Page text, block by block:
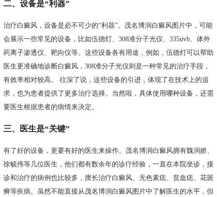
二、设备是“利器”
治疗白癜风，设备是必不可少的“利器”。茂名博润白癜风图片中，可能
会展示一些常见的设备，比如伍德灯、308准分子光仪、335uvb、体外
药离子渗透仪、靶向仪等。这些设备各有用途，例如，伍德灯可以帮助
医生更准确地诊断白癜风，308准分子光仪则是一种常见的治疗手段，
有效率相对较高。 往深了说，这些设备的引进，体现了在技术上的追
求，也为患者提供了更多治疗选择。当然啦，具体使用哪种设备，还需
要医生根据患者的病情来决定。
三、医生是“关键”
有了好的设备，更要有好的医生来操作。茂名博润白癜风拥有魏润娇、
徐毓伟等几位医生，他们都有数余年的诊疗经验，一直在本院坐诊，接
诊和治疗的病例也比较多，擅长治疗白癜风、无色素痣、贫血痣、花斑
癣等疾病。虽然不能直接从茂名博润白癜风图片中了解医生的水平，但